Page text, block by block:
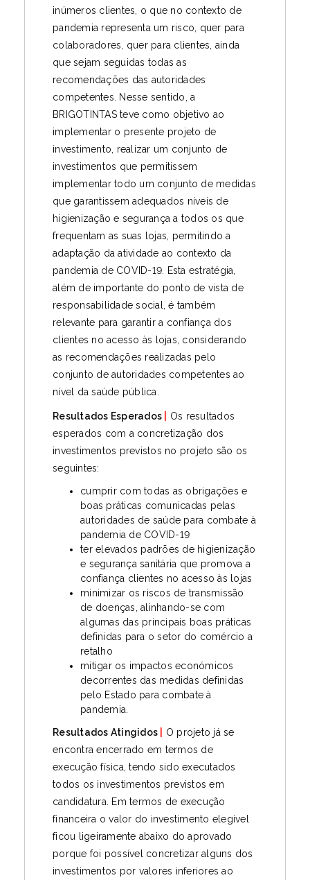
inúmeros clientes, o que no contexto de
pandemia representa um risco, quer para
colaboradores, quer para clientes, ainda
que sejam seguidas todas as
recomendações das autoridades
competentes. Nesse sentido, a
BRIGOTINTAS teve como objetivo ao
implementar o presente projeto de
investimento, realizar um conjunto de
investimentos que permitissem
implementar todo um conjunto de medidas
que garantissem adequados níveis de
higienização e segurança a todos os que
frequentam as suas lojas, permitindo a
adaptação da atividade ao contexto da
pandemia de COVID-19. Esta estratégia,
além de importante do ponto de vista de
responsabilidade social, é também
relevante para garantir a confiança dos
clientes no acesso às lojas, considerando
as recomendações realizadas pelo
conjunto de autoridades competentes ao
nível da saúde pública.
Resultados Esperados
Os resultados
esperados com a concretização dos
investimentos previstos no projeto são os
seguintes:
cumprir com todas as obrigações e
boas práticas comunicadas pelas
autoridades de saúde para combate à
pandemia de COVID-19
ter elevados padrões de higienização
e segurança sanitária que promova a
confiança clientes no acesso às lojas
minimizar os riscos de transmissão
de doenças, alinhando-se com
algumas das principais boas práticas
definidas para o setor do comércio a
retalho
mitigar os impactos económicos
decorrentes das medidas definidas
pelo Estado para combate à
pandemia.
Resultados Atingidos
O projeto já se
encontra encerrado em termos de
execução física, tendo sido executados
todos os investimentos previstos em
candidatura. Em termos de execução
financeira o valor do investimento elegível
ficou ligeiramente abaixo do aprovado
porque foi possível concretizar alguns dos
investimentos por valores inferiores ao